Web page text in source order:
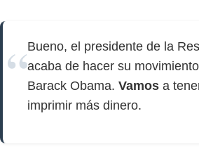
Bueno, el presidente de la
acaba de hacer su
Barack Obama. Vamos a
imprimir más dinero.